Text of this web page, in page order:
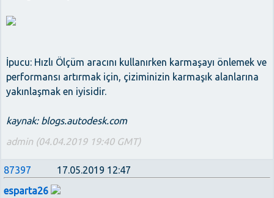
İpucu: Hızlı Ölçüm aracını kullanırken karmaşayı önlemek ve
performansı artırmak için, çiziminizin karmaşık alanlarına
yakınlaşmak en iyisidir.
kaynak: blogs.autodesk.com
admin (04.04.2019 19:40 GMT)
87397
17.05.2019 12:47
esparta26